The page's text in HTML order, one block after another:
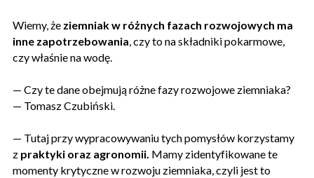
Wiemy, że ziemniak w różnych fazach rozwojowych ma
inne zapotrzebowania , czy to na składniki pokarmowe,
czy właśnie na wodę.
— Czy te dane obejmują różne fazy rozwojowe ziemniaka?
— Tomasz Czubiński.
— Tutaj przy wypracowywaniu tych pomysłów korzystamy
z praktyki oraz agronomii. Mamy zidentyfikowane te
momenty krytyczne w rozwoju ziemniaka, czyli jest to